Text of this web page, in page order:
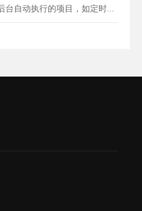
台自动执行的项目，如定时...